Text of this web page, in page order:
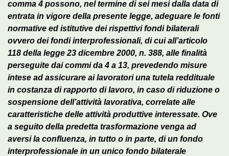
comma 4 possono, nel termine di sei mesi dalla data di
entrata in vigore della presente legge, adeguare le fonti
normative ed istitutive dei rispettivi fondi bilaterali
ovvero dei fondi interprofessionali, di cui all’articolo
118 della legge 23 dicembre 2000, n. 388, alle finalità
perseguite dai commi da 4 a 13, prevedendo misure
intese ad assicurare ai lavoratori una tutela reddituale
in costanza di rapporto di lavoro, in caso di riduzione o
sospensione dell’attività lavorativa, correlate alle
caratteristiche delle attività produttive interessate. Ove
a seguito della predetta trasformazione venga ad
aversi la confluenza, in tutto o in parte, di un fondo
interprofessionale in un unico fondo bilaterale